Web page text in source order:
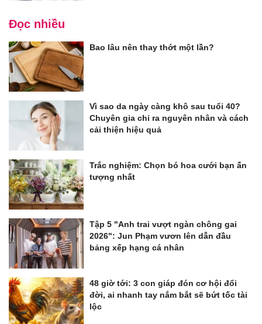
Đọc nhiều
Bao lâu nên thay thớt một lần?
Vì sao da ngày càng khô sau tuổi 40?
Chuyên gia chỉ ra nguyên nhân và cách
cải thiện hiệu quả
Trắc nghiệm: Chọn bó hoa cưới bạn ấn
tượng nhất
Tập 5 "Anh trai vượt ngàn chông gai
2026": Jun Phạm vươn lên dẫn đầu
bảng xếp hạng cá nhân
48 giờ tới: 3 con giáp đón cơ hội đổi
đời, ai nhanh tay nắm bắt sẽ bứt tốc tài
lộc